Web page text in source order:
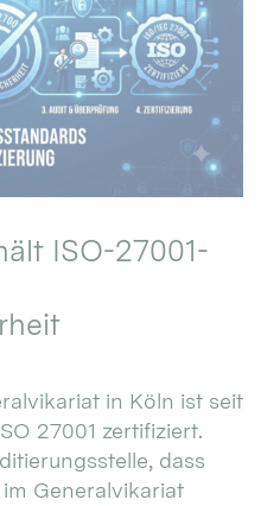
ISO-27001-
in Köln ist seit
27001 zertifiziert.
dass
Generalvikariat